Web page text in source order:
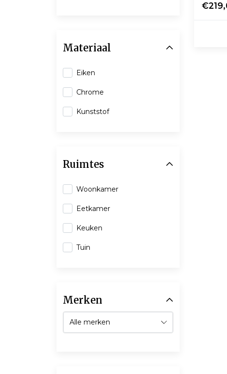
zitting
Materiaal
Eiken
Chrome
Kunststof
Ruimtes
Woonkamer
Eetkamer
Keuken
Tuin
Merken